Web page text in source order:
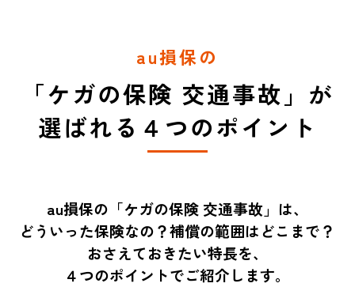
au損保の
「ケガの保険 交通事故」が
選ばれる４つのポイント
au損保の「ケガの保険 交通事故」は、
どういった保険なの？補償の範囲はどこまで？
おさえておきたい特長を、
４つのポイントでご紹介します。